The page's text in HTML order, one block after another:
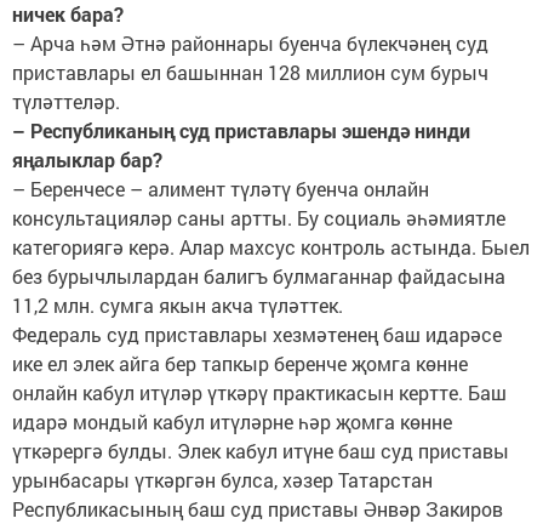
ничек бара?
– Арча һәм Әтнә районнары буенча бүлекчәнең суд
приставлары ел башыннан 128 миллион сум бурыч
түләттеләр.
– Республиканың суд приставлары эшендә нинди
яңалыклар бар?
– Беренчесе – алимент түләтү буенча онлайн
консультацияләр саны артты. Бу социаль әһәмиятле
категориягә керә. Алар махсус контроль астында. Быел
без бурычлылардан балигъ булмаганнар файдасына
11,2 млн. сумга якын акча түләттек.
Федераль суд приставлары хезмәтенең баш идарәсе
ике ел элек айга бер тапкыр беренче җомга көнне
онлайн кабул итүләр үткәрү практикасын кертте. Баш
идарә мондый кабул итүләрне һәр җомга көнне
үткәрергә булды. Элек кабул итүне баш суд приставы
урынбасары үткәргән булса, хәзер Татарстан
Республикасының баш суд приставы Әнвәр Закиров